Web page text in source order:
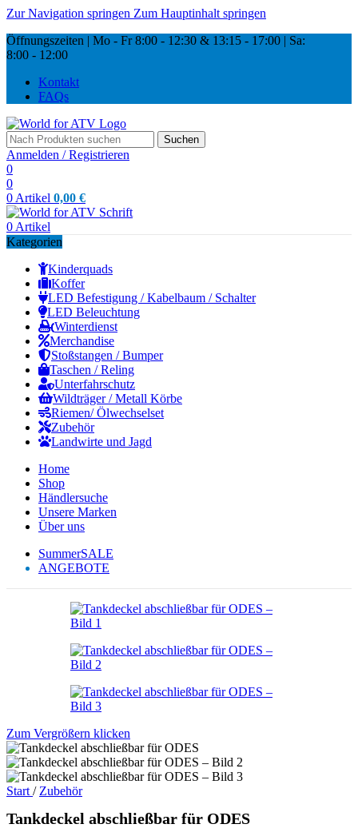
Zur Navigation springen Zum Hauptinhalt springen
Öffnungszeiten | Mo - Fr8:00 - 12:30 & 13:15 - 17:00 | Sa:
8:00 - 12:00
Kontakt
FAQs
Suchen
Anmelden / Registrieren
0
0
0 Artikel 0,00 €
0 Artikel
Kategorien
Kinderquads
Koffer
LED Befestigung / Kabelbaum / Schalter
LED Beleuchtung
Winterdienst
Merchandise
Stoßstangen / Bumper
Taschen / Reling
Unterfahrschutz
Wildträger / Metall Körbe
Riemen/ Ölwechselset
Zubehör
Landwirte und Jagd
Home
Shop
Händlersuche
Unsere Marken
Über uns
SummerSALE
ANGEBOTE
Zum Vergrößern klicken
Start / Zubehör
Tankdeckel abschließbar für ODES